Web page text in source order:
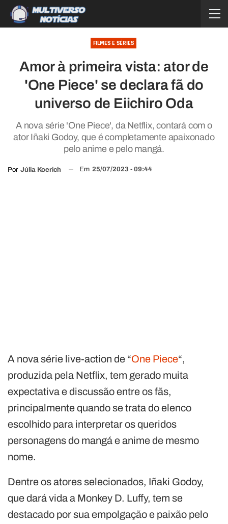
FILMES E SÉRIES
Amor à primeira vista: ator de
'One Piece' se declara fã do
universo de Eiichiro Oda
A nova série 'One Piece', da Netflix, contará com o
ator Iñaki Godoy, que é completamente apaixonado
pelo anime e pelo mangá.
Por Júlia Koerich Em 25/07/2023 - 09:44
A nova série live-action de “One Piece“,
produzida pela Netflix, tem gerado muita
expectativa e discussão entre os fãs,
principalmente quando se trata do elenco
escolhido para interpretar os queridos
personagens do mangá e anime de mesmo
nome.
Dentre os atores selecionados, Iñaki Godoy,
que dará vida a Monkey D. Luffy, tem se
destacado por sua empolgação e paixão pelo